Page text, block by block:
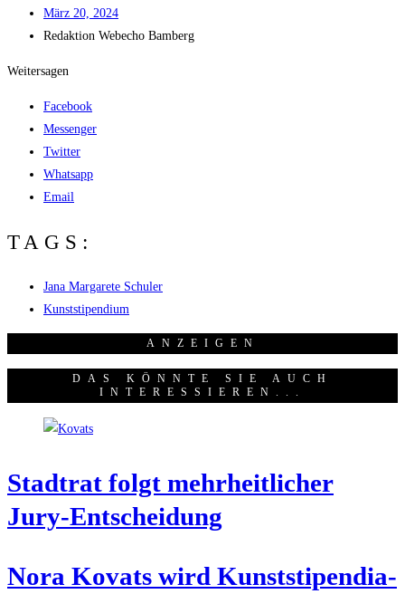
März 20, 2024
Redak­ti­on Web­echo Bamberg
Weitersagen
Facebook
Messenger
Twitter
Whatsapp
Email
TAGS:
Jana Margarete Schuler
Kunststipendium
ANZEI­GEN
DAS KÖNNTE SIE AUCH
INTERESSIEREN...
Stadt­rat folgt mehr­heit­li­cher
Jury-Entscheidung
Nora Kovats wird Kunst­sti­pen­dia­